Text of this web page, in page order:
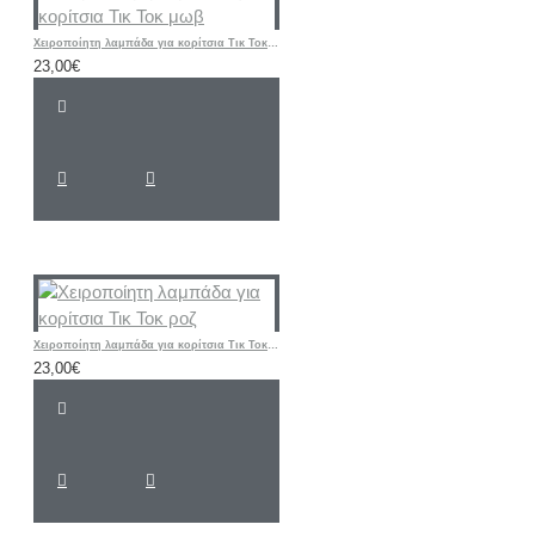
Χειροποίητη λαμπάδα για κορίτσια Τικ Τοκ μωβ
23,00€
Χειροποίητη λαμπάδα για κορίτσια Τικ Τοκ ροζ
23,00€